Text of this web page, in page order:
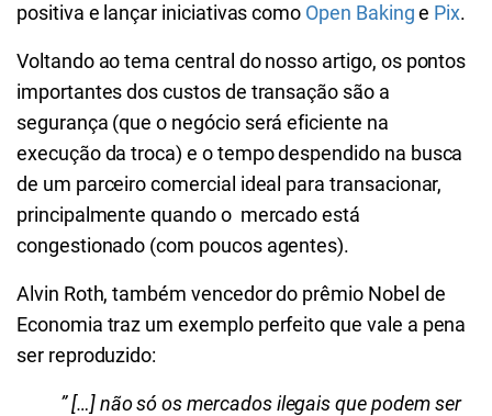
positiva e lançar iniciativas como Open Bakinge Pix.
Voltando ao tema central do nosso artigo, os pontos
importantes dos custos de transação são a
segurança (que o negócio será eficiente na
execução da troca) e o tempo despendido na busca
de um parceiro comercial ideal para transacionar,
principalmente quando o mercado está
congestionado (com poucos agentes).
Alvin Roth, também vencedor do prêmio Nobel de
Economia traz um exemplo perfeito que vale a pena
ser reproduzido:
” […] não só os mercados ilegais que podem ser